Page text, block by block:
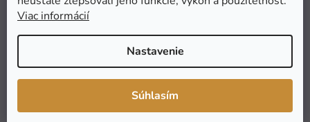
Viac informácií
Nastavenie
Súhlasím
NCF-1000/1200/1500
hodnotenie
Podrobnosti hodnotenia
Značka:AQUA NOVA